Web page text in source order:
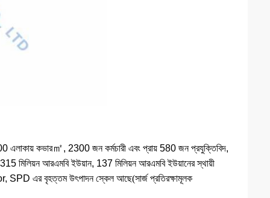
এলাকায় কভার㎡ , 2300 জন কর্মচারী এবং প্রায় 580 জন প্রযুক্তিবিদ,
মিলিয়ন আরএমবি ইউয়ান, 137 মিলিয়ন আরএমবি ইউয়ানের স্থায়ী
SPD এর বৃহত্তম উৎপাদন স্কেল আছে(সার্জ প্রতিরক্ষামূলক